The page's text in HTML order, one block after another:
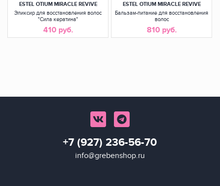
ESTEL OTIUM MIRACLE REVIVE
Эликсир для восстановления волос
"Сила кератина"
410 руб.
ESTEL OTIUM MIRACLE REVIVE
Бальзам-питание для восстановления
волос
810 руб.
+7 (927) 236-56-70
info@grebenshop.ru